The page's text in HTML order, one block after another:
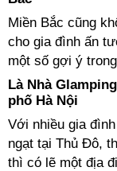
Miền Bắc cũng
cho gia đình ấn
một số gợi ý
Là Nhà
phố Hà Nội
Với nhiều gia
ngạt tại Thủ Đô,
thì có lẽ một địa